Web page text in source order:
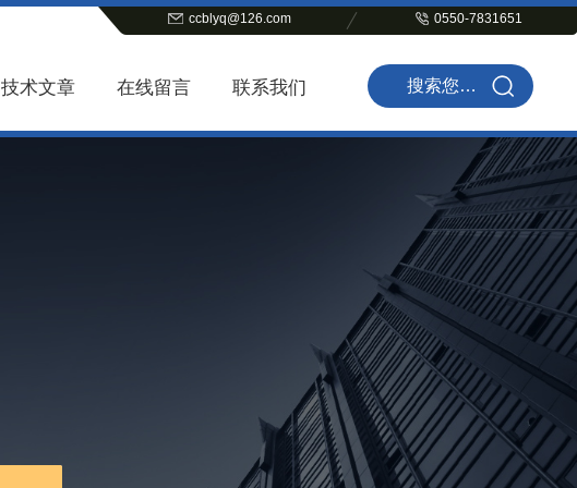
ccblyq@126.com 0550-7831651
技术文章 在线留言 联系我们